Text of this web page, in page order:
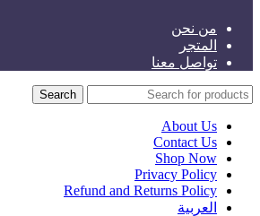
من نحن
المتجر
تواصل معنا
Search
About Us
Contact Us
Shop Now
Privacy Policy
Refund and Returns Policy
العربية